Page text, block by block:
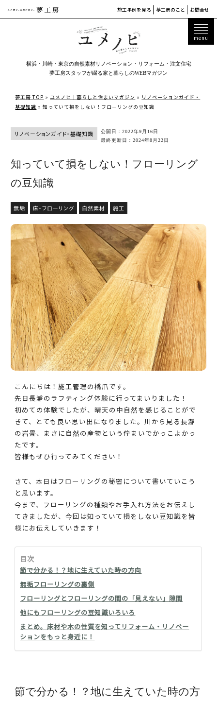
施工事例を見る 夢工房のこと お問合せ
横浜・川崎・東京の自然素材リノベーション・リフォーム・注文住宅
夢工房スタッフが綴る家と暮らしのWEBマガジン
夢工房 TOP » ユメノヒ｜暮らしと住まいマガジン » リノベーションガイド・
基礎知識 » 知っていて損をしない！フローリングの豆知識
リノベーションガイド・基礎知識
公開日：2022年9月16日
最終更新日：2024年8月22日
知っていて損をしない！フローリング
の豆知識
無垢 床・フローリング 自然素材 施工
こんにちは！施工管理の橋爪です。
先日長瀞のラフティング体験に行ってまいりました！
初めての体験でしたが、晴天の中自然を感じることがで
きて、とても良い思い出になりました。川から見る長瀞
の岩畳、まさに自然の産物という佇まいでかっこよかっ
たです。
皆様もぜひ行ってみてください！
さて、本日はフローリングの秘密について書いていこう
と思います。
今まで、フローリングの種類やお手入れ方法をお伝えし
てきましたが、今回は知っていて損をしない豆知識を皆
様にお伝えしていきます！
目次
節で分かる！？地に生えていた時の方向
無垢フローリングの裏側
フローリングとフローリングの間の「見えない」隙間
他にもフローリングの豆知識いろいろ
まとめ。床材や木の性質を知ってリフォーム・リノベー
ションをもっと身近に！
節で分かる！？地に生えていた時の方